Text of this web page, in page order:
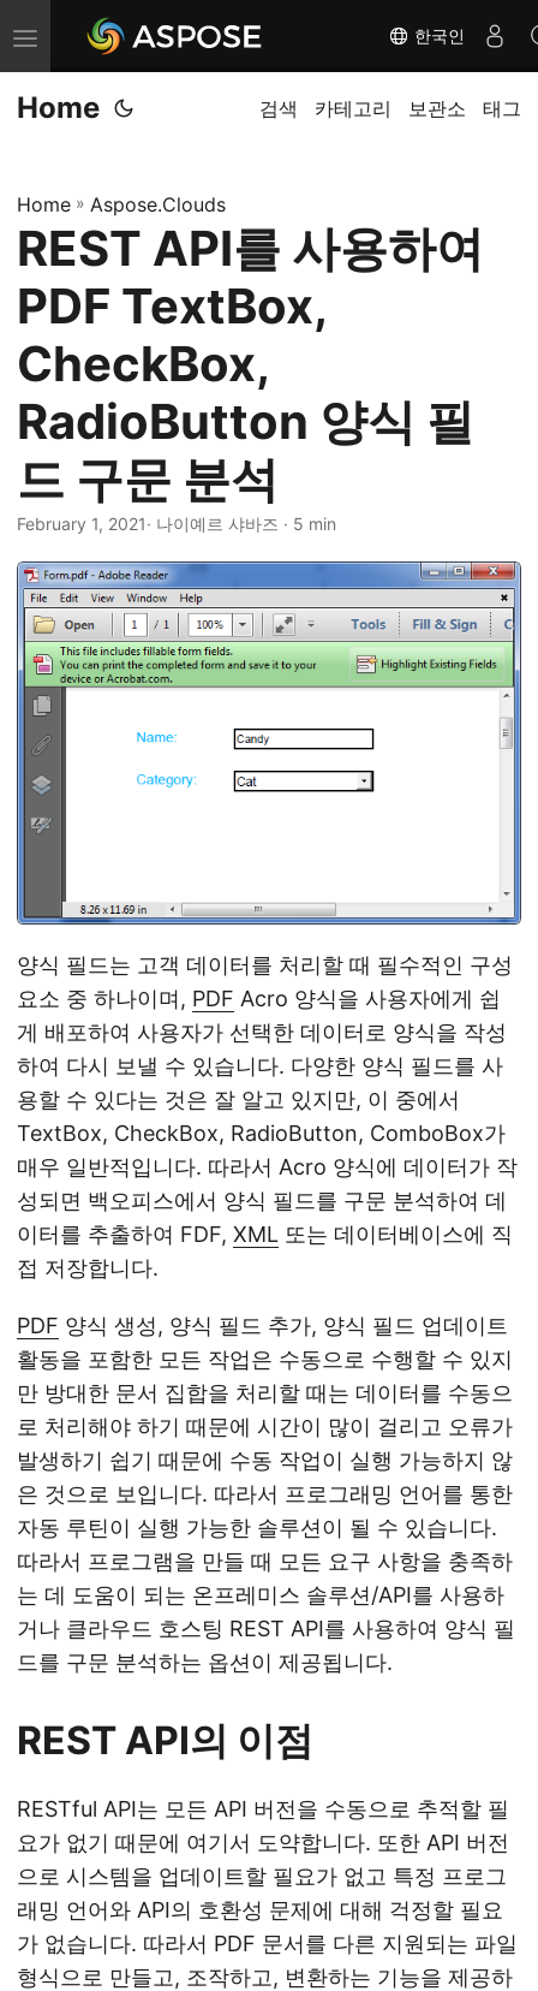
내
비
게
전
환
한국인
Home 검색 카테고리 보관소 태그
Home » Aspose.Clouds
REST API를 사용하여
PDF TextBox,
CheckBox,
RadioButton 양식 필
드 구문 분석
February 1, 2021· 나이예르 샤바즈 · 5 min
양식 필드는 고객 데이터를 처리할 때 필수적인 구성
요소 중 하나이며, PDF Acro 양식을 사용자에게 쉽
게 배포하여 사용자가 선택한 데이터로 양식을 작성
하여 다시 보낼 수 있습니다. 다양한 양식 필드를 사
용할 수 있다는 것은 잘 알고 있지만, 이 중에서
TextBox, CheckBox, RadioButton, ComboBox가
매우 일반적입니다. 따라서 Acro 양식에 데이터가 작
성되면 백오피스에서 양식 필드를 구문 분석하여 데
이터를 추출하여 FDF, XML 또는 데이터베이스에 직
접 저장합니다.
PDF 양식 생성, 양식 필드 추가, 양식 필드 업데이트
활동을 포함한 모든 작업은 수동으로 수행할 수 있지
만 방대한 문서 집합을 처리할 때는 데이터를 수동으
로 처리해야 하기 때문에 시간이 많이 걸리고 오류가
발생하기 쉽기 때문에 수동 작업이 실행 가능하지 않
은 것으로 보입니다. 따라서 프로그래밍 언어를 통한
자동 루틴이 실행 가능한 솔루션이 될 수 있습니다.
따라서 프로그램을 만들 때 모든 요구 사항을 충족하
는 데 도움이 되는 온프레미스 솔루션/API를 사용하
거나 클라우드 호스팅 REST API를 사용하여 양식 필
드를 구문 분석하는 옵션이 제공됩니다.
REST API의 이점
RESTful API는 모든 API 버전을 수동으로 추적할 필
요가 없기 때문에 여기서 도약합니다. 또한 API 버전
으로 시스템을 업데이트할 필요가 없고 특정 프로그
래밍 언어와 API의 호환성 문제에 대해 걱정할 필요
가 없습니다. 따라서 PDF 문서를 다른 지원되는 파일
형식으로 만들고, 조작하고, 변환하는 기능을 제공하